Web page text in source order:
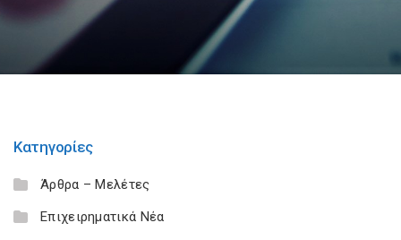
Κατηγορίες
Άρθρα – Μελέτες
Επιχειρηματικά Νέα